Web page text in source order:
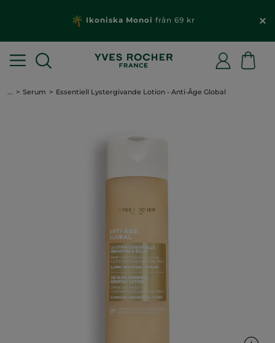
Ikoniska Monoi från 69 kr
... Serum Essentiell Lystergivande Lotion - Anti-Âge Global